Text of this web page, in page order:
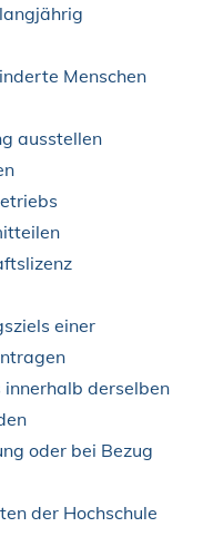
Menschen
ausstellen
einer
derselben
oder bei Bezug
der Hochschule